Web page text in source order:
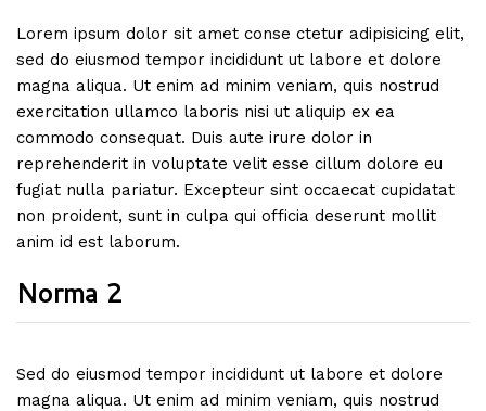
Lorem ipsum dolor sit amet conse ctetur adipisicing elit,
sed do eiusmod tempor incididunt ut labore et dolore
magna aliqua. Ut enim ad minim veniam, quis nostrud
exercitation ullamco laboris nisi ut aliquip ex ea
commodo consequat. Duis aute irure dolor in
reprehenderit in voluptate velit esse cillum dolore eu
fugiat nulla pariatur. Excepteur sint occaecat cupidatat
non proident, sunt in culpa qui officia deserunt mollit
anim id est laborum.
Norma 2
Sed do eiusmod tempor incididunt ut labore et dolore
magna aliqua. Ut enim ad minim veniam, quis nostrud